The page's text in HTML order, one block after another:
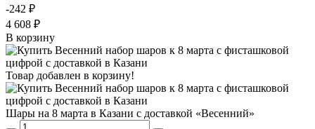
-242 ₽
4 608 ₽
В корзину
Товар добавлен в корзину!
Шары на 8 марта в Казани с доставкой «Весенний»